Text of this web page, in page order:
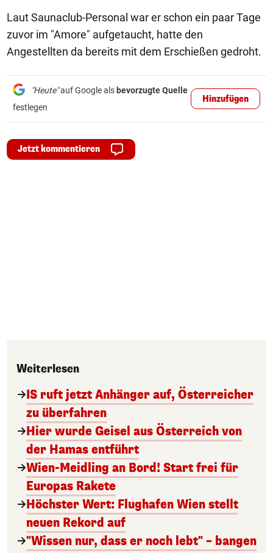
Laut Saunaclub-Personal war er schon ein paar Tage
zuvor im "Amore" aufgetaucht, hatte den
Angestellten da bereits mit dem Erschießen gedroht.
"Heute"auf Google als bevorzugte Quelle
festlegen
Hinzufügen
Jetzt kommentieren
Weiterlesen
IS ruft jetzt Anhänger auf, Österreicher
zu überfahren
Hier wurde Geisel aus Österreich von
der Hamas entführt
Wien-Meidling an Bord! Start frei für
Europas Rakete
Höchster Wert: Flughafen Wien stellt
neuen Rekord auf
"Wissen nur, dass er noch lebt" – bangen